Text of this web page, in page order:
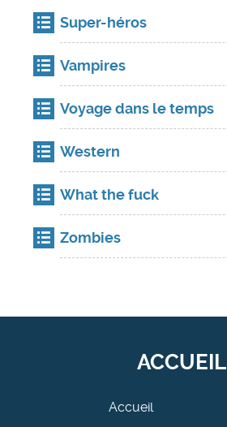
Super-héros
Vampires
Voyage dans le temps
Western
What the fuck
Zombies
ACCUEIL
Accueil